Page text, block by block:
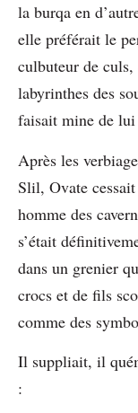
la burqa en
elle préférait le
culbuteur de
labyrinthes des
faisait mine de
Après les
Slil, Ovate cessait
homme des
s’était
dans un grenier
crocs et de fils
comme des
Il suppliait, il
: